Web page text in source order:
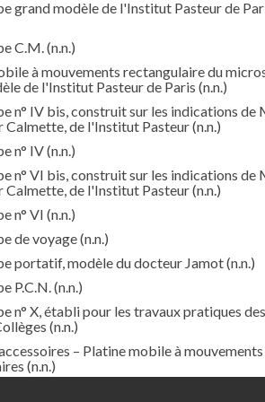
grand modèle de l'Institut Pasteur de
C.M. (n.n.)
à mouvements rectangulaire du
de l'Institut Pasteur de Paris (n.n.)
n° IV bis, construit sur les indications de
Calmette, de l'Institut Pasteur(n.n.)
n° IV(n.n.)
n° VI bis, construit sur les indications de
Calmette, de l'Institut Pasteur(n.n.)
n° VI (n.n.)
de voyage(n.n.)
portatif, modèle du docteur Jamot(n.n.)
P.C.N. (n.n.)
n° X, établi pour les travaux pratiques des
(n.n.)
– Platine mobile à mouvements
(n.n.)